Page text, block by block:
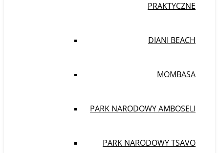
PRAKTYCZNE
DIANI BEACH
MOMBASA
PARK NARODOWY AMBOSELI
PARK NARODOWY TSAVO